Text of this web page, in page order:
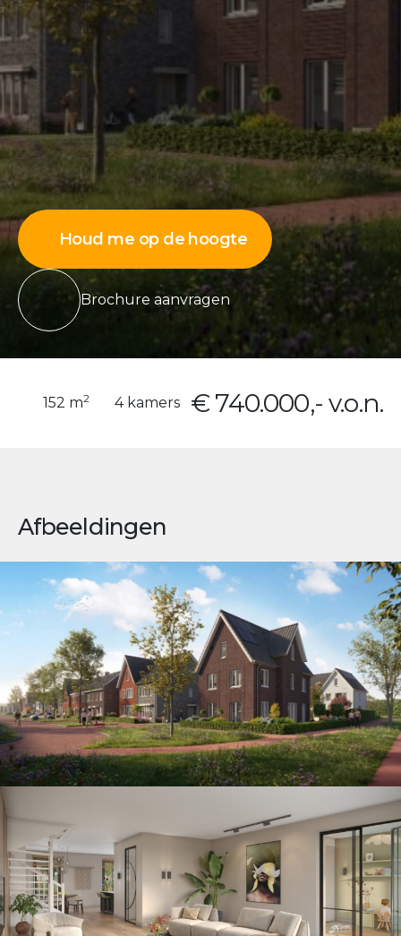
Houd me op de hoogte
Brochure aanvragen
152 m2 4 kamers € 740.000,- v.o.n.
Afbeeldingen